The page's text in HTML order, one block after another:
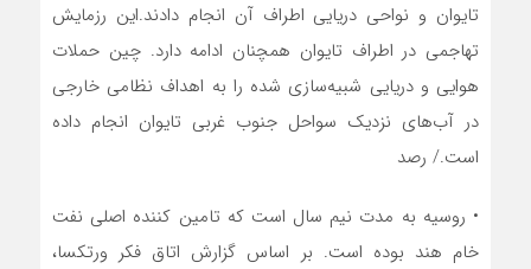
تایوان و نواحی دریایی اطراف آن انجام دادند.این رزمایش
تهاجمی در اطراف تایوان همچنان ادامه دارد. چین حملات
هوایی و دریایی شبیه‌سازی شده را به اهداف نظامی خارجی
در آب‌های نزدیک سواحل جنوب غربی تایوان انجام داده
است./ رصد
• روسیه به مدت نیم سال است که تامین کننده اصلی نفت
خام هند بوده است. بر اساس گزارش اتاق فکر ورتکسا،